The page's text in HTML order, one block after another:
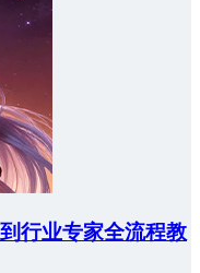
行业专家全流程教